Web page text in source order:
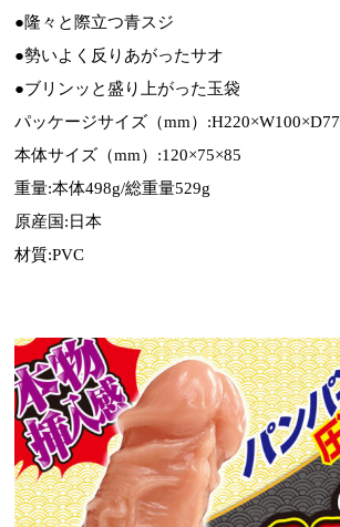
●隆々と際立つ青スジ
●勢いよく反りあがったサオ
●ブリンッと盛り上がった玉袋
パッケージサイズ（mm）:H220×W100×D77
本体サイズ（mm）:120×75×85
重量:本体498g/総重量529g
原産国:日本
材質:PVC